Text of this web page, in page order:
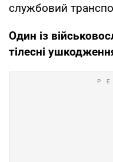
службовий
Один із
тілесні